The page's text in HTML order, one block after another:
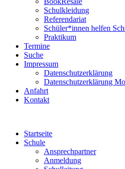
Schulkleidung
Referendariat
Schüler*innen helfen
Praktikum
Termine
Suche
Impressum
Datenschutzerklärung
Datenschutzerklärung
Anfahrt
Kontakt
Startseite
Schule
Ansprechpartner
Anmeldung